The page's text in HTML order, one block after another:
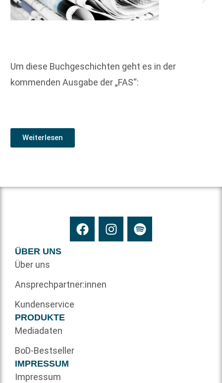
Um diese Buchgeschichten geht es in der
kommenden Ausgabe der „FAS“:
Weiterlesen
ÜBER UNS
Über uns
Ansprechpartner:innen
Kundenservice
PRODUKTE
Mediadaten
BoD-Bestseller
IMPRESSUM
Impressum